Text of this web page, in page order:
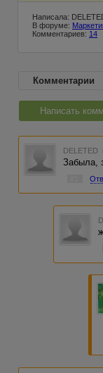
Написала:
В форуме:
Комментариев: 14
Комментарии
Написать
DELETED
Забыла,